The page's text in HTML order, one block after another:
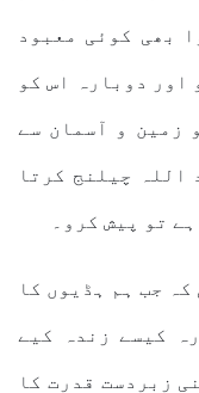
بھی کوئی معبود
اور دوبارہ اس کو
زمین و آسمان سے
اللہ چیلنج کرتا
تو پیش کرو۔
جب ہم ہڈیوں کا
کیسے زندہ کیے
زبردست قدرت کا